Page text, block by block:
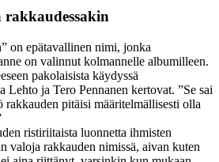
on epätavallinen nimi, jonka
on valinnut kolmannelle albumilleen.
pakolaisista käydyssä
Lehto ja Tero Pennanen kertovat. ”Se sai
rakkauden pitäisi määritelmällisesti olla
ristiriitaista luonnetta ihmisten
valoja rakkauden nimissä, aivan kuten